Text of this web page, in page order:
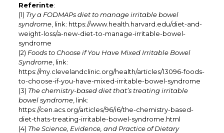
Referinte:
(1) Try a FODMAPs diet to manage irritable bowel
syndrome, link: https://www.health.harvard.edu/diet-and-
weight-loss/a-new-diet-to-manage-irritable-bowel-
syndrome
(2) Foods to Choose if You Have Mixed Irritable Bowel
Syndrome, link:
https://my.clevelandclinic.org/health/articles/13096-foods-
to-choose-if-you-have-mixed-irritable-bowel-syndrome
(3) The chemistry-based diet that’s treating irritable
bowel syndrome, link:
https://cen.acs.org/articles/96/i6/the-chemistry-based-
diet-thats-treating-irritable-bowel-syndrome.html
(4) The Science, Evidence, and Practice of Dietary